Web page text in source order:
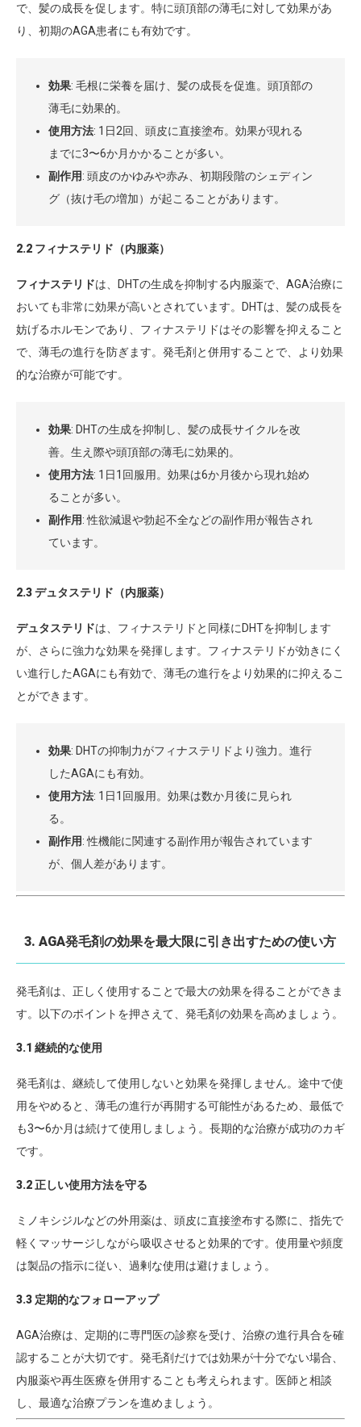
で、髪の成長を促します。特に頭頂部の薄毛に対して効果があ
り、初期のAGA患者にも有効です。
効果: 毛根に栄養を届け、髪の成長を促進。頭頂部の
薄毛に効果的。
使用方法: 1日2回、頭皮に直接塗布。効果が現れる
までに3〜6か月かかることが多い。
副作用: 頭皮のかゆみや赤み、初期段階のシェディン
グ（抜け毛の増加）が起こることがあります。
2.2 フィナステリド（内服薬）
フィナステリドは、DHTの生成を抑制する内服薬で、AGA治療に
おいても非常に効果が高いとされています。DHTは、髪の成長を
妨げるホルモンであり、フィナステリドはその影響を抑えること
で、薄毛の進行を防ぎます。発毛剤と併用することで、より効果
的な治療が可能です。
効果: DHTの生成を抑制し、髪の成長サイクルを改
善。生え際や頭頂部の薄毛に効果的。
使用方法: 1日1回服用。効果は6か月後から現れ始め
ることが多い。
副作用: 性欲減退や勃起不全などの副作用が報告され
ています。
2.3 デュタステリド（内服薬）
デュタステリドは、フィナステリドと同様にDHTを抑制します
が、さらに強力な効果を発揮します。フィナステリドが効きにく
い進行したAGAにも有効で、薄毛の進行をより効果的に抑えるこ
とができます。
効果: DHTの抑制力がフィナステリドより強力。進行
したAGAにも有効。
使用方法: 1日1回服用。効果は数か月後に見られ
る。
副作用: 性機能に関連する副作用が報告されています
が、個人差があります。
3. AGA発毛剤の効果を最大限に引き出すための使い方
発毛剤は、正しく使用することで最大の効果を得ることができま
す。以下のポイントを押さえて、発毛剤の効果を高めましょう。
3.1 継続的な使用
発毛剤は、継続して使用しないと効果を発揮しません。途中で使
用をやめると、薄毛の進行が再開する可能性があるため、最低で
も3〜6か月は続けて使用しましょう。長期的な治療が成功のカギ
です。
3.2 正しい使用方法を守る
ミノキシジルなどの外用薬は、頭皮に直接塗布する際に、指先で
軽くマッサージしながら吸収させると効果的です。使用量や頻度
は製品の指示に従い、過剰な使用は避けましょう。
3.3 定期的なフォローアップ
AGA治療は、定期的に専門医の診察を受け、治療の進行具合を確
認することが大切です。発毛剤だけでは効果が十分でない場合、
内服薬や再生医療を併用することも考えられます。医師と相談
し、最適な治療プランを進めましょう。